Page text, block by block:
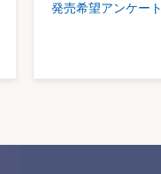
発売希望アンケート